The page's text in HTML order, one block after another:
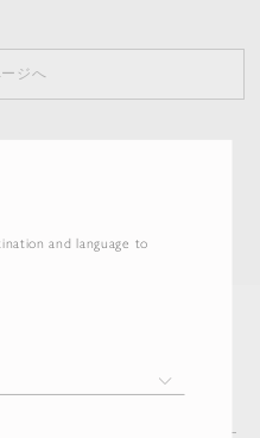
and language to
ージへ